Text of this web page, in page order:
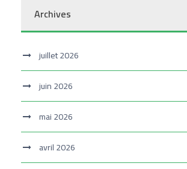
Archives
juillet 2026
juin 2026
mai 2026
avril 2026